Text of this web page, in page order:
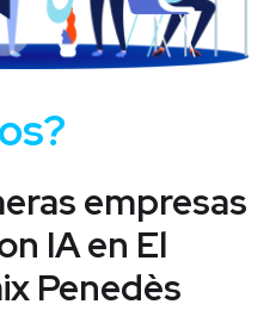
empresas
IA en El
Penedès